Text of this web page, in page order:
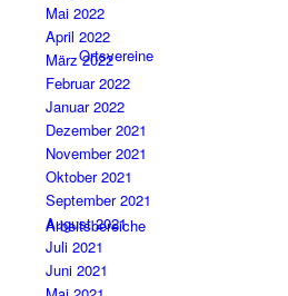
Ortsvereine
Arbeitsbereiche
Mai 2022
April 2022
März 2022
Februar 2022
Januar 2022
Dezember 2021
November 2021
Oktober 2021
September 2021
August 2021
Juli 2021
Juni 2021